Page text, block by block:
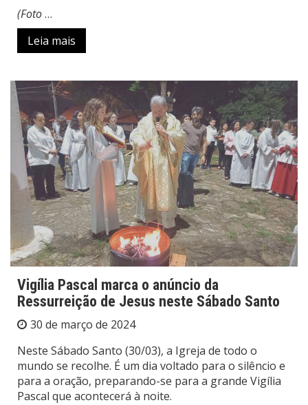
(Foto…
Leia mais
Vigília Pascal marca o anúncio da
Ressurreição de Jesus neste Sábado Santo
30 de março de 2024
Neste Sábado Santo (30/03), a Igreja de todo o
mundo se recolhe. É um dia voltado para o silêncio e
para a oração, preparando-se para a grande Vigília
Pascal que acontecerá à noite.